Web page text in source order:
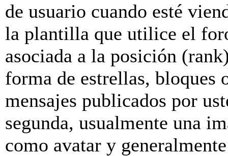
de usuario cuando esté
la plantilla que utilice el
asociada a la posición
forma de estrellas, bloques
mensajes publicados por
segunda, usualmente una
como avatar y